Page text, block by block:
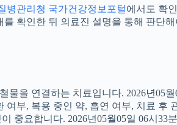
병관리청 국가건강정보포털에서도 확
확인한 뒤 의료진 설명을 통해 판단해
을 연결하는 치료입니다. 2026년05
부, 복용 중인 약, 흡연 여부, 치료
중요합니다. 2026년05월05일 06시33분